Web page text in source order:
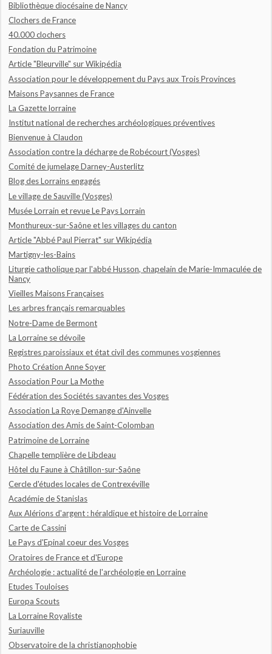
Bibliothèque diocésaine de Nancy
Clochers de France
40.000 clochers
Fondation du Patrimoine
Article "Bleurville" sur Wikipédia
Association pour le développement du Pays aux Trois Provinces
Maisons Paysannes de France
La Gazette lorraine
Institut national de recherches archéologiques préventives
Bienvenue à Claudon
Association contre la décharge de Robécourt (Vosges)
Comité de jumelage Darney-Austerlitz
Blog des Lorrains engagés
Le village de Sauville (Vosges)
Musée Lorrain et revue Le Pays Lorrain
Monthureux-sur-Saône et les villages du canton
Article "Abbé Paul Pierrat" sur Wikipédia
Martigny-les-Bains
Liturgie catholique par l'abbé Husson, chapelain de Marie-Immaculée de
Nancy
Vieilles Maisons Françaises
Les arbres français remarquables
Notre-Dame de Bermont
La Lorraine se dévoile
Registres paroissiaux et état civil des communes vosgiennes
Photo Création Anne Soyer
Association Pour La Mothe
Fédération des Sociétés savantes des Vosges
Association La Roye Demange d'Ainvelle
Association des Amis de Saint-Colomban
Patrimoine de Lorraine
Chapelle templière de Libdeau
Hôtel du Faune à Châtillon-sur-Saône
Cercle d'études locales de Contrexéville
Académie de Stanislas
Aux Alérions d'argent : héraldique et histoire de Lorraine
Carte de Cassini
Le Pays d'Epinal coeur des Vosges
Oratoires de France et d'Europe
Archéologie : actualité de l'archéologie en Lorraine
Etudes Touloises
Europa Scouts
La Lorraine Royaliste
Suriauville
Observatoire de la christianophobie